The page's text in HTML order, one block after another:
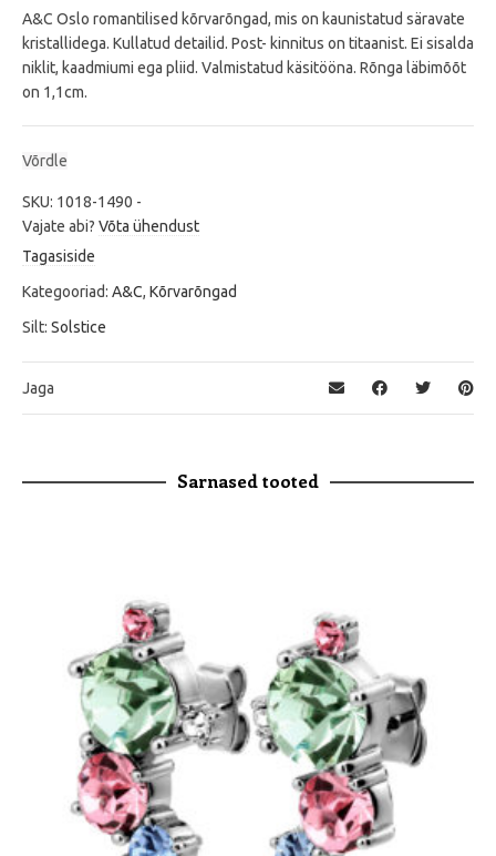
A&C Oslo romantilised kõrvarõngad, mis on kaunistatud säravate
kristallidega. Kullatud detailid. Post- kinnitus on titaanist. Ei sisalda
niklit, kaadmiumi ega pliid. Valmistatud käsitööna. Rõnga läbimõõt
on 1,1cm.
Võrdle
SKU: 1018-1490 -
Vajate abi? Võta ühendust
Tagasiside
Kategooriad: A&C, Kõrvarõngad
Silt: Solstice
Jaga
Sarnased tooted